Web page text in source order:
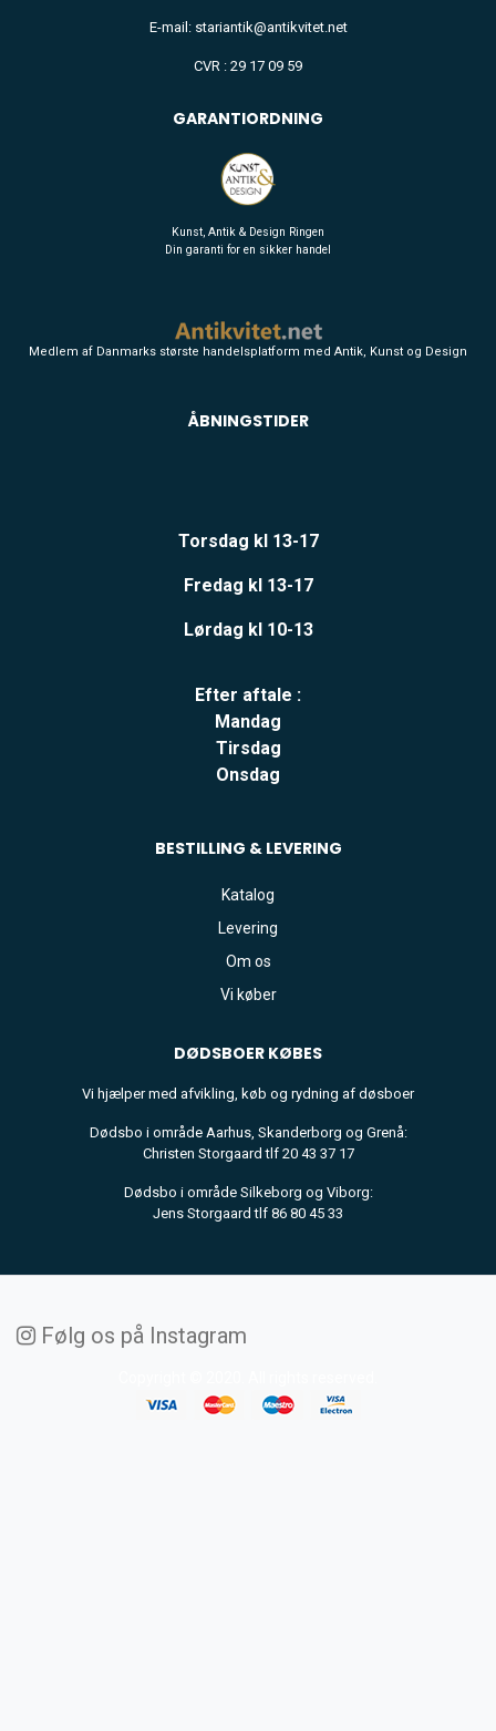
E-mail: stariantik@antikvitet.net
CVR : 29 17 09 59
GARANTIORDNING
Kunst, Antik & Design Ringen
Din garanti for en sikker handel
Medlem af Danmarks største handelsplatform med Antik, Kunst og Design
ÅBNINGSTIDER
Torsdag kl 13-17
Fredag kl 13-17
Lørdag kl 10-13
Efter aftale :
Mandag
Tirsdag
Onsdag
BESTILLING & LEVERING
Katalog
Levering
Om os
Vi køber
DØDSBOER KØBES
Vi hjælper med afvikling, køb og rydning af døsboer
Dødsbo i område Aarhus, Skanderborg og Grenå:
Christen Storgaard tlf 20 43 37 17
Dødsbo i område Silkeborg og Viborg:
Jens Storgaard tlf 86 80 45 33
Følg os på Instagram